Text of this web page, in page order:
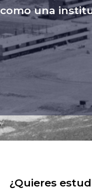
como una
¿Quieres